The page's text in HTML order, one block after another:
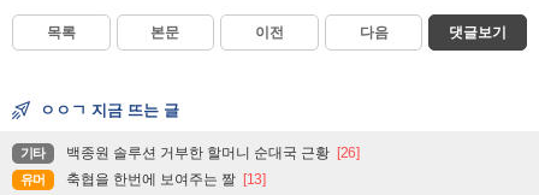
목록 본문 이전 다음 댓글보기
ㅇㅇㄱ 지금 뜨는 글
기타 백종원 솔루션 거부한 할머니 순대국 근황 [26]
유머 축협을 한번에 보여주는 짤 [13]